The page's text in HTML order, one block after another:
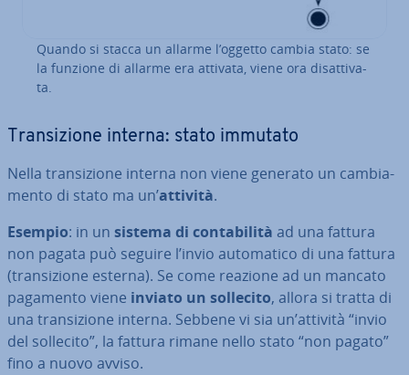
Quando si stacca un allarme l’oggetto cambia stato: se
la funzione di allarme era attivata, viene ora di­sat­ti­va­
ta.
Tran­si­zio­ne interna: stato immutato
Nella tran­si­zio­ne interna non viene generato un cam­bia­
men­to di stato ma un’attività.
Esempio: in un sistema di con­ta­bi­li­tà ad una fattura
non pagata può seguire l’invio au­to­ma­ti­co di una fattura
(tran­si­zio­ne esterna). Se come reazione ad un mancato
pagamento viene inviato un sollecito, allora si tratta di
una tran­si­zio­ne interna. Sebbene vi sia un’attività “invio
del sollecito”, la fattura rimane nello stato “non pagato”
fino a nuovo avviso.